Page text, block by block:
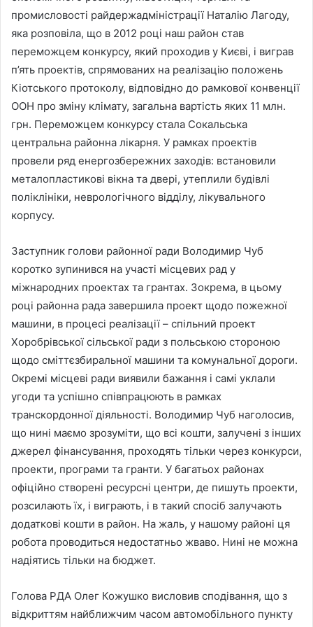
промисловості райдержадміністрації Наталію Лагоду,
яка розповіла, що в 2012 році наш район став
переможцем конкурсу, який проходив у Києві, і виграв
п’ять проектів, спрямованих на реалізацію положень
Кіотського протоколу, відповідно до рамкової конвенції
ООН про зміну клімату, загальна вартість яких 11 млн.
грн. Переможцем конкурсу стала Сокальська
центральна районна лікарня. У рамках проектів
провели ряд енергозбережних заходів: встановили
металопластикові вікна та двері, утеплили будівлі
поліклініки, неврологічного відділу, лікувального
корпусу.
Заступник голови районної ради Володимир Чуб
коротко зупинився на участі місцевих рад у
міжнародних проектах та грантах. Зокрема, в цьому
році районна рада завершила проект щодо пожежної
машини, в процесі реалізації – спільний проект
Хоробрівської сільської ради з польською стороною
щодо сміттєзбиральної машини та комунальної дороги.
Окремі місцеві ради виявили бажання і самі уклали
угоди та успішно співпрацюють в рамках
транскордонної діяльності. Володимир Чуб наголосив,
що нині маємо зрозуміти, що всі кошти, залучені з інших
джерел фінансування, проходять тільки через конкурси,
проекти, програми та гранти. У багатьох районах
офіційно створені ресурсні центри, де пишуть проекти,
розсилають їх, і виграють, і в такий спосіб залучають
додаткові кошти в район. На жаль, у нашому районі ця
робота проводиться недостатньо жваво. Нині не можна
надіятись тільки на бюджет.
Голова РДА Олег Кожушко висловив сподівання, що з
відкриттям найближчим часом автомобільного пункту